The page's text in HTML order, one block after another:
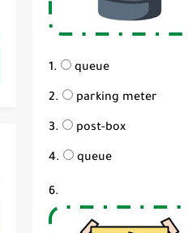
queue
parking meter
post-box
queue
6.